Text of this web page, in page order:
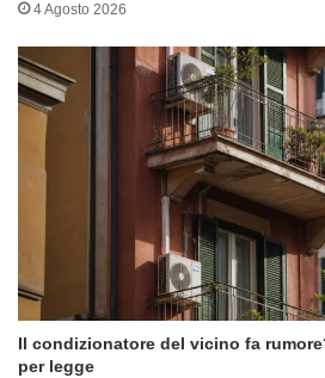
4 Agosto 2026
Il condizionatore del vicino fa
per legge